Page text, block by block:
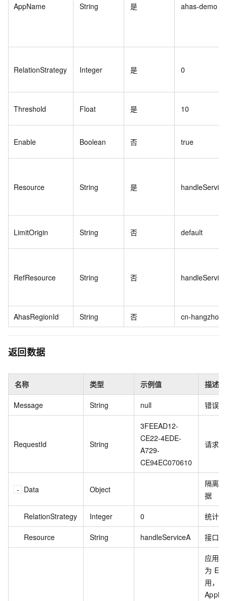
AppName String 是 ahas-demo
RelationStrategy Integer 是 0
Threshold Float 是 10
Enable Boolean 否 true
Resource String 是
LimitOrigin String 否 default
RefResource String 否
AhasRegionId String 否 cn-hangzhou
返回数据
名称 类型 示例值 描述
Message String null 错误
RequestId String
3FEEAD12-
CE22-4EDE-
A729-
CE94EC070610
请求
Data Object
隔离
据
RelationStrategy Integer 0 统计
Resource String handleServiceA 接口
应用
为
用，则